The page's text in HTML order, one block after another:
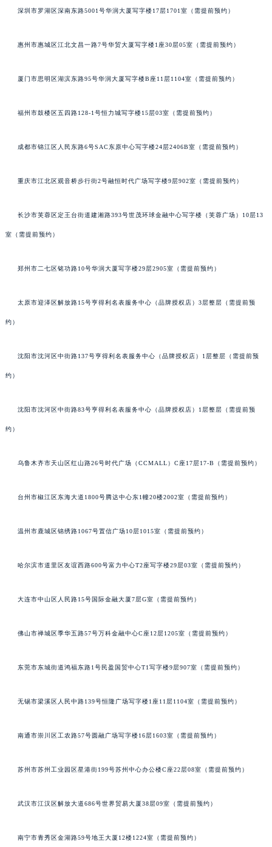
深圳市罗湖区深南东路5001号华润大厦写字楼17层1701室（需提前预约）
惠州市惠城区江北文昌一路7号华贸大厦写字楼1座30层05室（需提前预约）
厦门市思明区湖滨东路95号华润大厦写字楼B座11层1104室（需提前预约）
福州市鼓楼区五四路128-1号恒力城写字楼15层03室（需提前预约）
成都市锦江区人民东路6号SAC东原中心写字楼24层2406B室（需提前预约）
重庆市江北区观音桥步行街2号融恒时代广场写字楼9层902室（需提前预约）
长沙市芙蓉区定王台街道建湘路393号世茂环球金融中心写字楼（芙蓉广场）10层13
室（需提前预约）
郑州市二七区铭功路10号华润大厦写字楼29层2905室（需提前预约）
太原市迎泽区解放路15号亨得利名表服务中心（品牌授权店）3层整层（需提前预
约）
沈阳市沈河区中街路137号亨得利名表服务中心（品牌授权店）1层整层（需提前预
约）
沈阳市沈河区中街路83号亨得利名表服务中心（品牌授权店）1层整层（需提前预
约）
乌鲁木齐市天山区红山路26号时代广场（CCMALL）C座17层17-B（需提前预约）
台州市椒江区东海大道1800号腾达中心东1幢20楼2002室（需提前预约）
温州市鹿城区锦绣路1067号置信广场10层1015室（需提前预约）
哈尔滨市道里区友谊西路600号富力中心T2座写字楼29层03室（需提前预约）
大连市中山区人民路15号国际金融大厦7层G室（需提前预约）
佛山市禅城区季华五路57号万科金融中心C座12层1205室（需提前预约）
东莞市东城街道鸿福东路1号民盈国贸中心T1写字楼9层907室（需提前预约）
无锡市梁溪区人民中路139号恒隆广场写字楼1座11层1104室（需提前预约）
南通市崇川区工农路57号圆融广场写字楼16层1603室（需提前预约）
苏州市苏州工业园区星港街199号苏州中心办公楼C座22层08室（需提前预约）
武汉市江汉区解放大道686号世界贸易大厦38层09室（需提前预约）
南宁市青秀区金湖路59号地王大厦12楼1224室（需提前预约）